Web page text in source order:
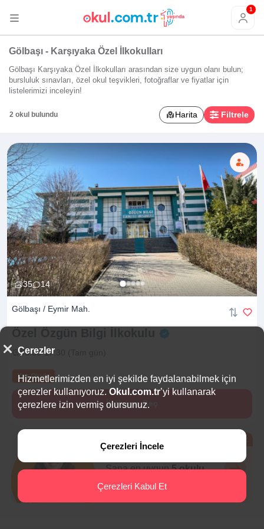
1
Gölbaşı - Karşıyaka Özel İlkokulları
Gölbaşı Karşıyaka Özel İlkokulları arasından size uygun olanı bulun;
bursluluk sınavları, özel okul teşvikleri, fotoğraflar ve fiyatlar için
listelerimizi inceleyin!
2 okul bulundu Harita Filtrele
35 14
Gölbaşı / Eymir Mah.
08:30-17:30 (Tam gün)
Yaz Okulu
İletişime Geç
Sana en uygun5 okulu
hemen bulalım.
Çerezler
Hizmetlerimizden en iyi şekilde faydalanabilmek için
çerezler kullanıyoruz. Okul.com.tr’yi kullanarak
çerezlere izin vermiş olursunuz.
Çerezleri İncele
Çerezleri Kabul Et